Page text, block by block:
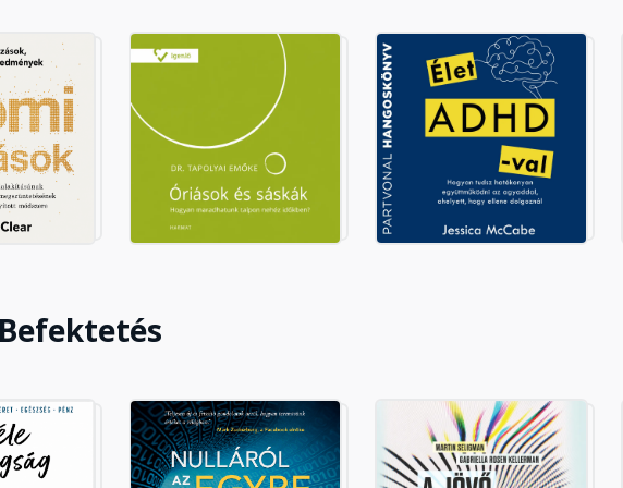
az akadályokat 7. A zavaró
művészete
a folyamatokat 8. Az
a múzsára!